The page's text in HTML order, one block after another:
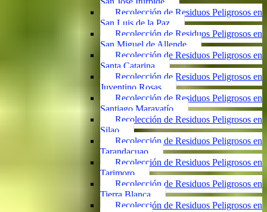
Recolección de Residuos Peligrosos en
San Luis de la Paz
Recolección de Residuos Peligrosos en
San Miguel de Allende
Recolección de Residuos Peligrosos en
Santa Catarina
Recolección de Residuos Peligrosos en
Juventino Rosas
Recolección de Residuos Peligrosos en
Santiago Maravatío
Recolección de Residuos Peligrosos en
Silao
Recolección de Residuos Peligrosos en
Tarandacuao
Recolección de Residuos Peligrosos en
Tarimoro
Recolección de Residuos Peligrosos en
Tierra Blanca
Recolección de Residuos Peligrosos en